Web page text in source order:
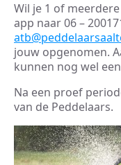
Wil je 1 of
app naar 06 –
jouw opgenomen.
kunnen nog wel
Na een proef
van de Peddelaars.